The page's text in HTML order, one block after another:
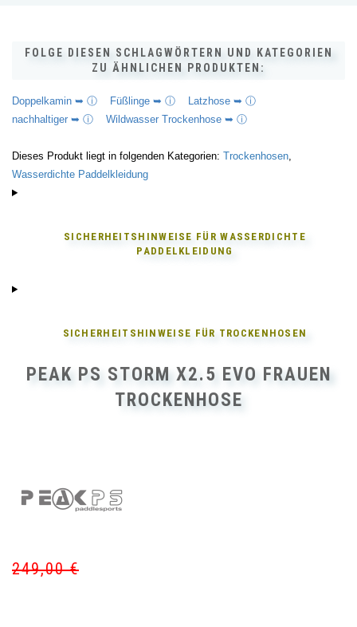
FOLGE DIESEN SCHLAGWÖRTERN UND KATEGORIEN
ZU ÄHNLICHEN PRODUKTEN:
Doppelkamin ➥ ⓘ Füßlinge ➥ ⓘ
Latzhose ➥ ⓘ
nachhaltiger ➥ ⓘ Wildwasser Trockenhose ➥ ⓘ
Dieses Produkt liegt in folgenden Kategorien: Trockenhosen,
Wasserdichte Paddelkleidung
SICHERHEITSHINWEISE FÜRWASSERDICHTE
PADDELKLEIDUNG
SICHERHEITSHINWEISE FÜR TROCKENHOSEN
PEAK PS STORM X2.5 EVO FRAUEN
TROCKENHOSE
249,00€